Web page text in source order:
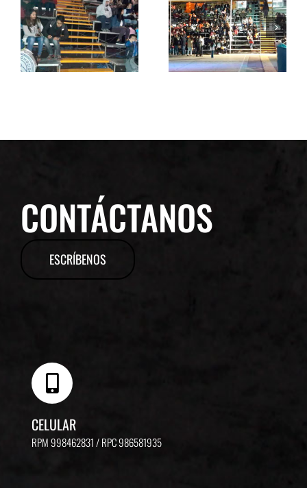
CONTÁCTANOS
ESCRÍBENOS
CELULAR
RPM 998462831 / RPC 986581935